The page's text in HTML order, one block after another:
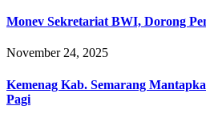
Monev Sekretariat BWI, Dorong
November 24, 2025
Kemenag Kab. Semarang
Pagi